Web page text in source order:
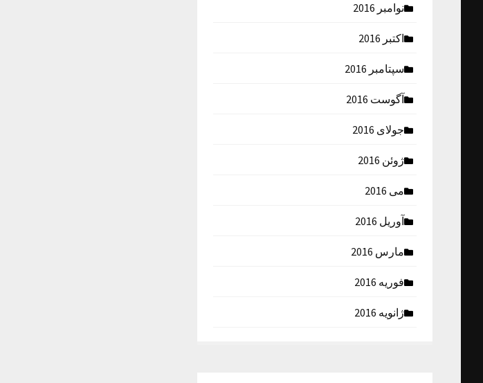
نوامبر 2016
اکتبر 2016
سپتامبر 2016
آگوست 2016
جولای 2016
ژوئن 2016
می 2016
آوریل 2016
مارس 2016
فوریه 2016
ژانویه 2016